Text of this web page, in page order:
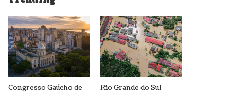
Congresso Gaúcho de
Rio Grande do Sul